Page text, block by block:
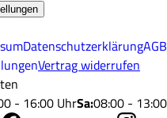
DatenschutzerklärungAGB
Vertrag widerrufen
- 16:00 UhrSa:08:00 -